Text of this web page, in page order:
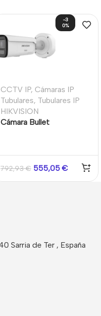
-3
0%
CCTV IP, Cámaras IP
Tubulares, Tubulares IP
HIKVISION
Cámara Bullet
ColorVu 3.0 y Lente
Motorizado Varifocal
792,93€ 555,05 €
Sarria de Ter , España